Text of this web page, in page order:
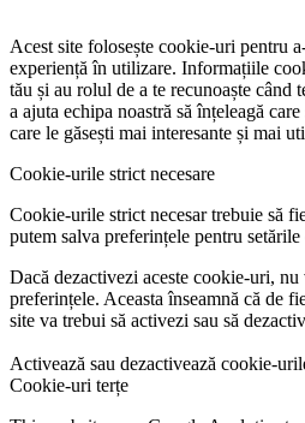
Acest site folosește cookie-uri pentru
experiență în utilizare. Informațiile
tău și au rolul de a te recunoaște când
a ajuta echipa noastră să înțeleagă
care le găsești mai interesante și mai
Cookie-urile strict necesare
Cookie-urile strict necesar trebuie să
putem salva preferințele pentru
Dacă dezactivezi aceste cookie-uri,
preferințele. Aceasta înseamnă că de
site va trebui să activezi sau să
Activează sau dezactivează cookie-
Cookie-uri terțe